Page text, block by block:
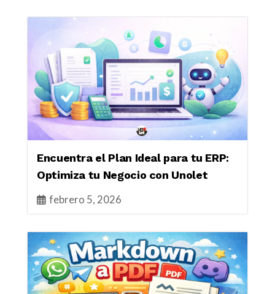
Encuentra el Plan Ideal para tu ERP:
Optimiza tu Negocio con Unolet
febrero 5, 2026